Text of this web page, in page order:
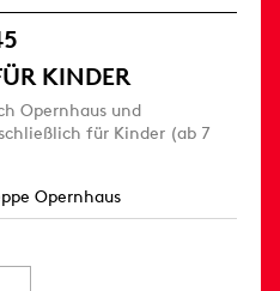
KINDER
Opernhaus und
für Kinder (ab 7
Opernhaus